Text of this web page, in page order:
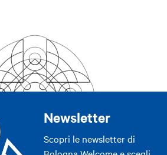
Newsletter
Scopri le newsletter di